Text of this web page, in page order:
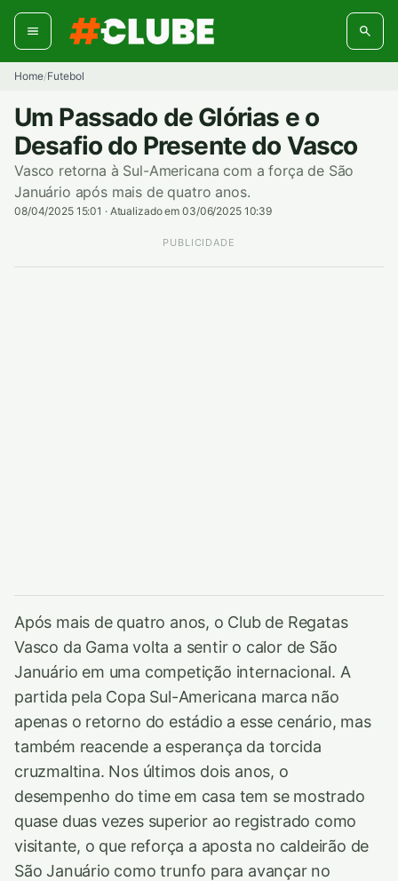
Pular
para
conteúdo
Home/Futebol
Um Passado de Glórias e o
Desafio do Presente do Vasco
Vasco retorna à Sul-Americana com a força de São
Januário após mais de quatro anos.
08/04/2025 15:01 · Atualizado em 03/06/2025 10:39
PUBLICIDADE
Após mais de quatro anos, o Club de Regatas
Vasco da Gama volta a sentir o calor de São
Januário em uma competição internacional. A
partida pela Copa Sul-Americana marca não
apenas o retorno do estádio a esse cenário, mas
também reacende a esperança da torcida
cruzmaltina. Nos últimos dois anos, o
desempenho do time em casa tem se mostrado
quase duas vezes superior ao registrado como
visitante, o que reforça a aposta no caldeirão de
São Januário como trunfo para avançar no